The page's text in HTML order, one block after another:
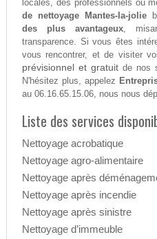
locales, des professionnels ou
de nettoyage Mantes-la-jolie
des plus avantageux,
transparence. Si vous êtes
vous rencontrer, et de visiter
prévisionnel et gratuitde nos
N'hésitez plus, appelez
au 06.16.65.15.06, nous nous
Liste des services
Nettoyage acrobatique
Nettoyage agro-alimentaire
Nettoyage après
Nettoyage après incendie
Nettoyage après sinistre
Nettoyage d’immeuble